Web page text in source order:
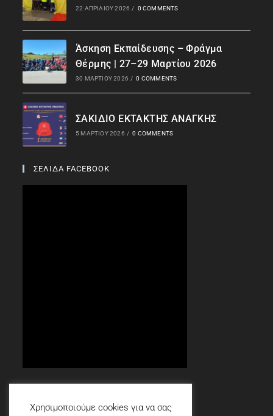
22 ΑΠΡΙΛΊΟΥ 2026 / 0 COMMENTS
Άσκηση Εκπαίδευσης – Φράγμα
Θέρμης | 27–29 Μαρτίου 2026
30 ΜΑΡΤΊΟΥ 2026 / 0 COMMENTS
ΣΑΚΙΔΙΟ ΕΚΤΑΚΤΗΣ ΑΝΑΓΚΗΣ
5 ΜΑΡΤΊΟΥ 2026 / 0 COMMENTS
ΣΕΛΙΔΑ FACEBOOK
Χρησιμοποιούμε cookies για να σας